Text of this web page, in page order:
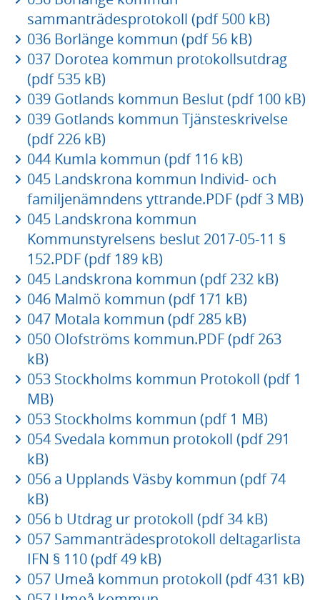
sammanträdesprotokoll (pdf 500 kB)
036 Borlänge kommun (pdf 56 kB)
037 Dorotea kommun protokollsutdrag
(pdf 535 kB)
039 Gotlands kommun Beslut (pdf 100 kB)
039 Gotlands kommun Tjänsteskrivelse
(pdf 226 kB)
044 Kumla kommun (pdf 116 kB)
045 Landskrona kommun Individ- och
familjenämndens yttrande.PDF (pdf 3 MB)
045 Landskrona kommun
Kommunstyrelsens beslut 2017-05-11 §
152.PDF (pdf 189 kB)
045 Landskrona kommun (pdf 232 kB)
046 Malmö kommun (pdf 171 kB)
047 Motala kommun (pdf 285 kB)
050 Olofströms kommun.PDF (pdf 263
kB)
053 Stockholms kommun Protokoll (pdf 1
MB)
053 Stockholms kommun (pdf 1 MB)
054 Svedala kommun protokoll (pdf 291
kB)
056 a Upplands Väsby kommun (pdf 74
kB)
056 b Utdrag ur protokoll (pdf 34 kB)
057 Sammanträdesprotokoll deltagarlista
IFN § 110 (pdf 49 kB)
057 Umeå kommun protokoll (pdf 431 kB)